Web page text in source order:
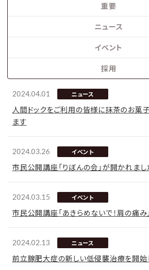
重要
ニュース
イベント
採用
2024.04.01 ニュース
人間ドックをご利用の皆様に抹茶のお菓
ます
2024.03.26 イベント
市民公開講座「りぼんの会」が開かれまし
2024.03.15 イベント
市民公開講座「あきらめないで！肩の痛
2024.02.13 ニュース
前立腺肥大症の新しい低侵襲治療を開始